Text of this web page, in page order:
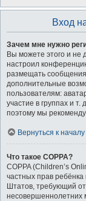
Вход
Зачем мне нужно
Вы можете этого и не
настроил
размещать
дополнительные
пользователям:
участие в группах и т.
поэтому мы
Вернуться к началу
Что такое COPPA?
COPPA (Children’s
частных прав
Штатов, требующий
несовершеннолетних